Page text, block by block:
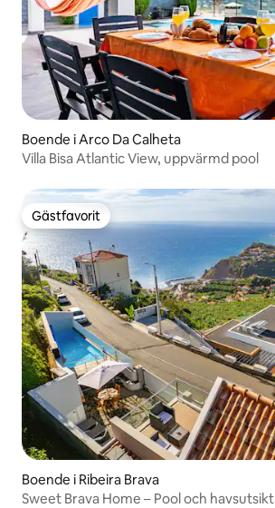
Boende i Arco Da Calheta
Villa Bisa Atlantic View, uppvärmd pool
Gästfavorit
Gästfavorit
Boende i Ribeira Brava
Sweet Brava Home – Pool och havsutsikt